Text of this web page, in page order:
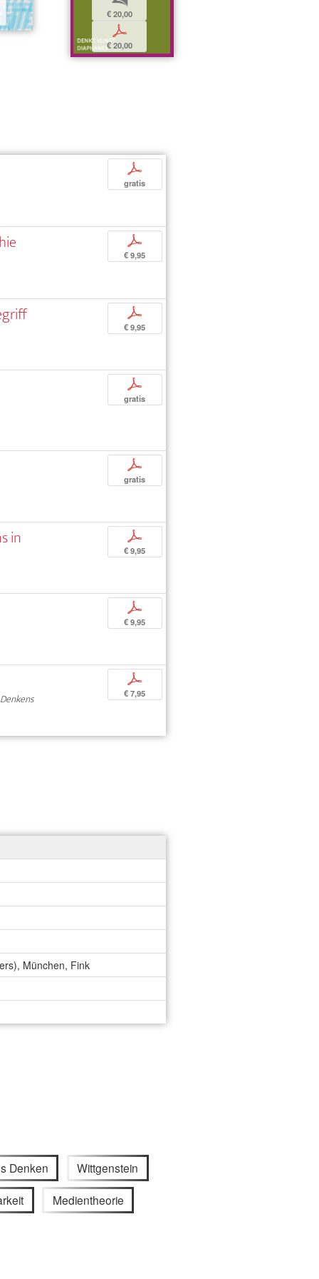
€ 20,00
p
€ 20,00
p
gratis
p
€ 9,95
p
€ 9,95
p
gratis
p
gratis
in p
€ 9,95
p
€ 9,95
p
€ 7,95
München, Fink
Denken Wittgenstein
Medientheorie